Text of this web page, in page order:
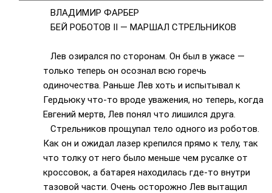
ВЛАДИМИР ФАРБЕР
БЕЙ РОБОТОВ II — МАРШАЛ СТРЕЛЬНИКОВ
Лев озирался по сторонам. Он был в ужасе —
только теперь он осознал всю горечь
одиночества. Раньше Лев хоть и испытывал к
Гердьюку что-то вроде уважения, но теперь, когда
Евгений мертв, Лев понял что лишился друга.
Стрельников прощупал тело одного из роботов.
Как он и ожидал лазер крепился прямо к телу, так
что толку от него было меньше чем русалке от
кроссовок, а батарея находилась где-то внутри
тазовой части. Очень осторожно Лев вытащил